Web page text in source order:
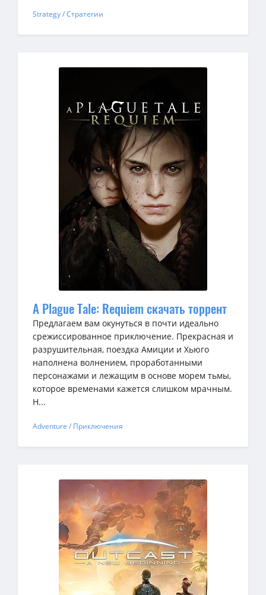
Strategy / Стратегии
A Plague Tale: Requiem скачать торрент
Предлагаем вам окунуться в почти идеально
срежиссированное приключение. Прекрасная и
разрушительная, поездка Амиции и Хьюго
наполнена волнением, проработанными
персонажами и лежащим в основе морем тьмы,
которое временами кажется слишком мрачным.
Н...
Adventure / Приключения